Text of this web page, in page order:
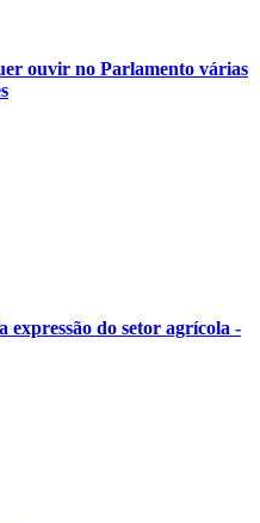
ouvir no Parlamento várias
do setor agrícola -